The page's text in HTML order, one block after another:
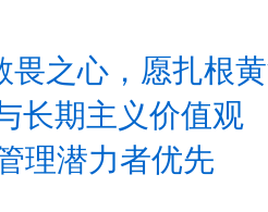
畏之心，愿扎根
长期主义价值观
理潜力者优先